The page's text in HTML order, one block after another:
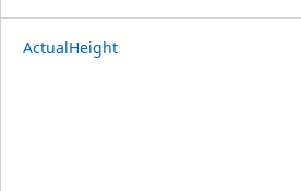
ActualHeight